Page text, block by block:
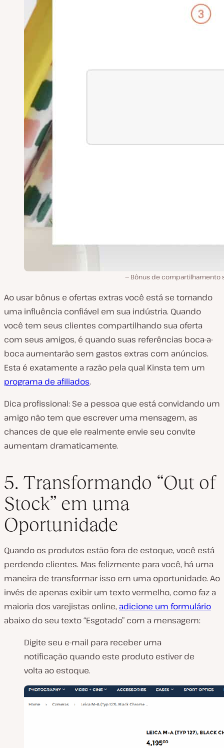
Bônus de compartilhamento
Ao usar bônus e ofertas extras você está se tornando
uma influência confiável em sua indústria. Quando
você tem seus clientes compartilhando sua oferta
com seus amigos, é quando suas referências boca-a-
boca aumentarão sem gastos extras com anúncios.
Esta é exatamente a razão pela qual Kinsta tem um
programa de afiliados.
Dica profissional: Se a pessoa que está convidando um
amigo não tem que escrever uma mensagem, as
chances de que ele realmente envie seu convite
aumentam dramaticamente.
5. Transformando “Out of
Stock” em uma
Oportunidade
Quando os produtos estão fora de estoque, você está
perdendo clientes. Mas felizmente para você, há uma
maneira de transformar isso em uma oportunidade. Ao
invés de apenas exibir um texto vermelho, como faz a
maioria dos varejistas online, adicione um formulário
abaixo do seu texto “Esgotado” com a mensagem:
Digite seu e-mail para receber uma
notificação quando este produto estiver de
volta ao estoque.